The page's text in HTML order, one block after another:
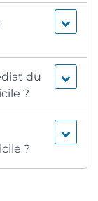
du
?
?